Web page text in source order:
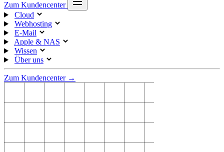
Zum Kundencenter
Cloud
Webhosting
E-Mail
Apple & NAS
Wissen
Über uns
Zum Kundencenter →